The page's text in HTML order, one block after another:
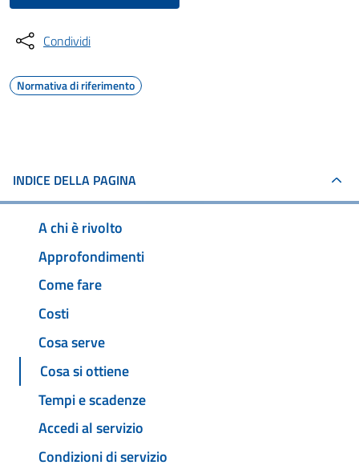
Condividi
Normativa di riferimento
INDICE DELLA PAGINA
A chi è rivolto
Approfondimenti
Come fare
Costi
Cosa serve
Cosa si ottiene
Tempi e scadenze
Accedi al servizio
Condizioni di servizio